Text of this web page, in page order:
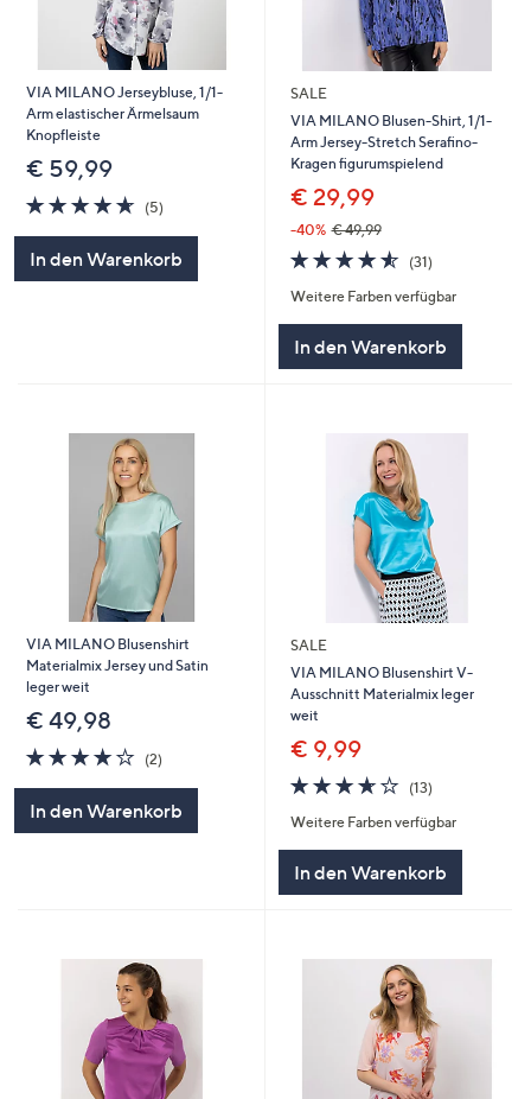
VIA MILANO Jerseybluse, 1/1-
Arm elastischer Ärmelsaum
Knopfleiste
€ 59,99
4.6
von
(5)5
In den Warenkorb
SALE
VIA MILANO Blusen-Shirt, 1/1-
Arm Jersey-Stretch Serafino-
Kragen figurumspielend
€ 29,99
-40% € 49,99
4.5
von
5
(31)31
Weitere Farben verfügbar
In den Warenkorb
VIA MILANO Blusenshirt
Materialmix Jersey und Satin
leger weit
€ 49,98
4.0
von
(2)2
In den Warenkorb
SALE
VIA MILANO Blusenshirt V-
Ausschnitt Materialmix leger
weit
€ 9,99
3.6
von
5
(13)13
Weitere Farben verfügbar
In den Warenkorb